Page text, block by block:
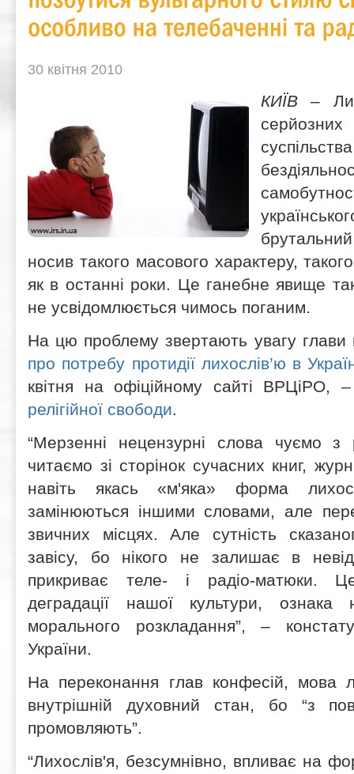
30 квітня 2010
КИЇВ–
носив такого масового характеру,
як в останні роки. Це ганебне явище
не усвідомлюється чимось поганим.
На цю проблему звертають увагу
про потребу протидії лихослів’ю в
квітня на офіційному сайті ВРЦіРО,
релігійної свободи.
“Мерзенні нецензурні слова чуємо з
читаємо зі сторінок сучасних книг,
навіть якась «м'яка» форма
замінюються іншими словами, але
звичних місцях. Але сутність
завісу, бо нікого не залишає в
прикриває теле- і радіо-матюки.
деградації нашої культури, ознака
морального розкладання”, –
України.
На переконання глав конфесій, мова
внутрішній духовний стан, бо “з
промовляють”.
“Лихослів'я, безсумнівно, впливає на